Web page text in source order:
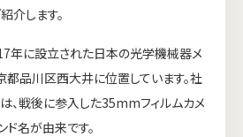
介します。
年に設立された日本の光学機械器メ
都品川区西大井に位置しています。社
は、戦後に参入した35mmフィルムカメ
名が由来です。